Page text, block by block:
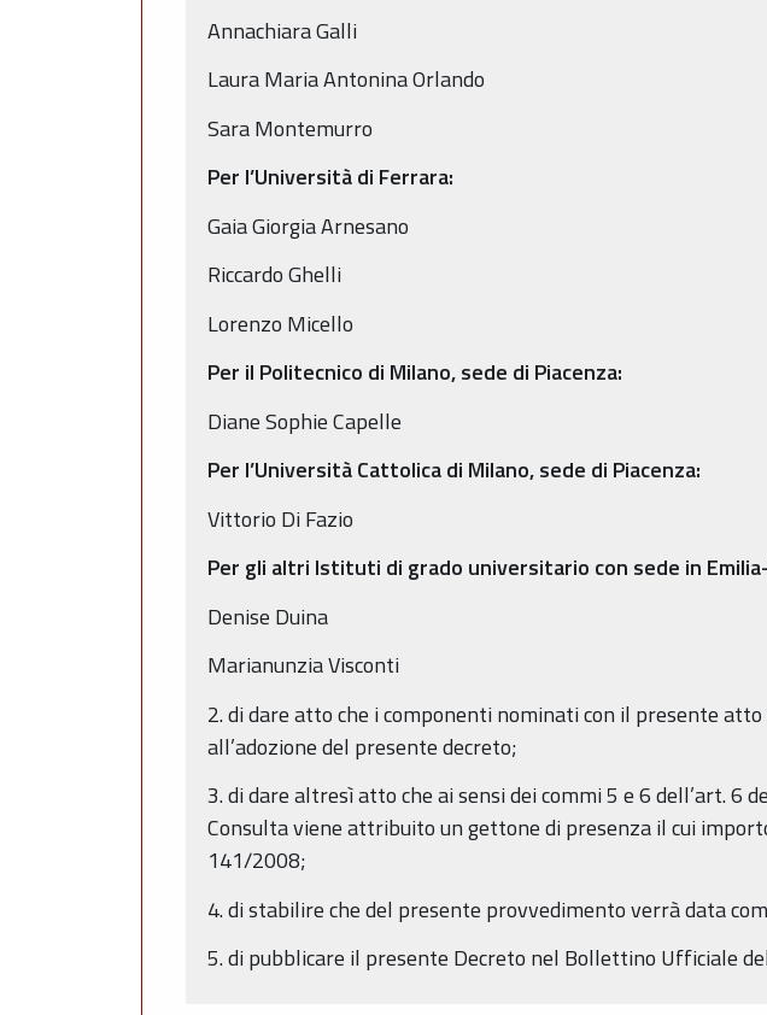
Annachiara Galli
Laura Maria Antonina Orlando
Sara Montemurro
Per l’Università di Ferrara:
Gaia Giorgia Arnesano
Riccardo Ghelli
Lorenzo Micello
Per il Politecnico di Milano, sede di Piacenza:
Diane Sophie Capelle
Per l’Università Cattolica di Milano, sede di Piacenza:
Vittorio Di Fazio
Per gli altri Istituti di grado universitario con sede in
Denise Duina
Marianunzia Visconti
2. di dare atto che i componenti nominati con il presente
all’adozione del presente decreto;
3. di dare altresì atto che ai sensi dei commi 5 e 6 dell’art. 6
Consulta viene attribuito un gettone di presenza il cui
141/2008;
4. di stabilire che del presente provvedimento verrà data
5. di pubblicare il presente Decreto nel Bollettino Ufficiale